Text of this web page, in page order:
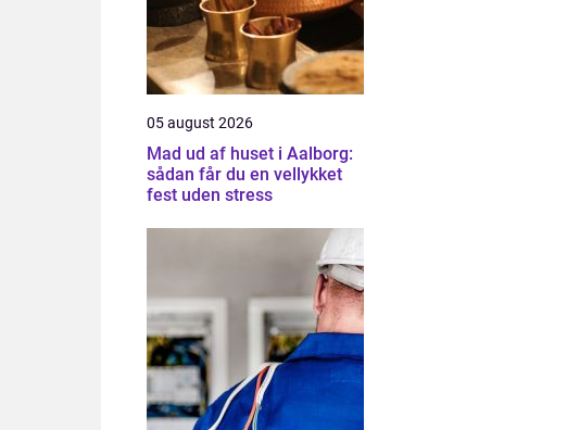
05 august 2026
Mad ud af huset i Aalborg:
sådan får du en vellykket
fest uden stress